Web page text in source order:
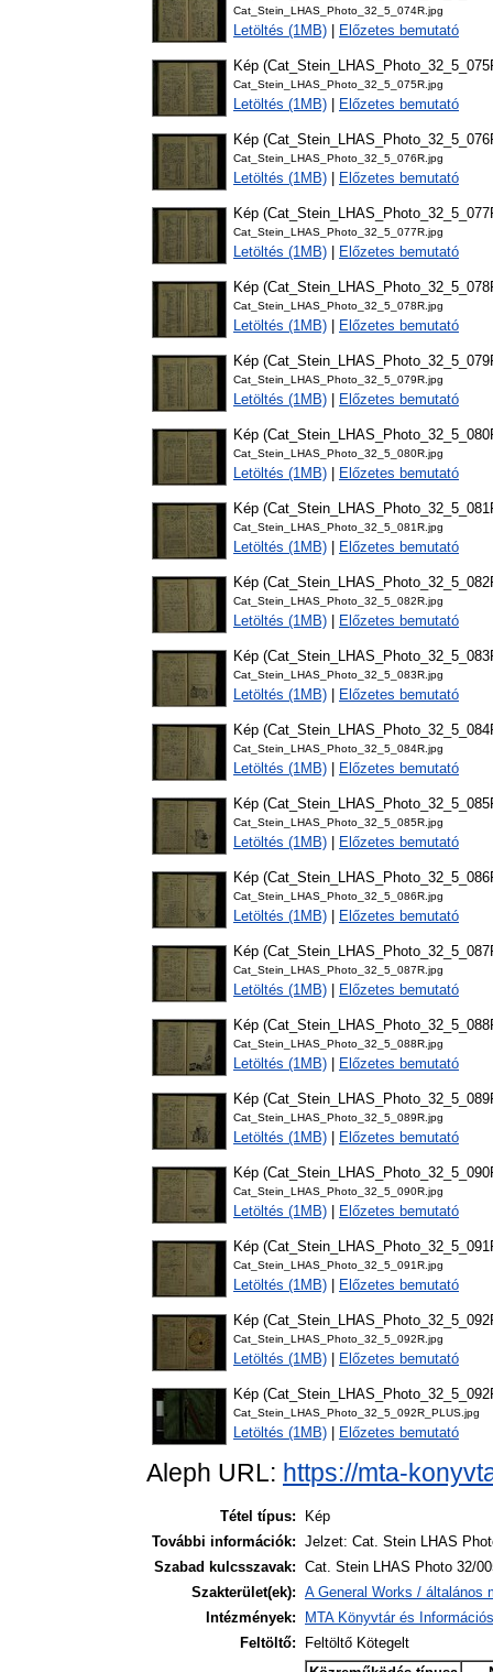
Cat_Stein_LHAS_Photo_32_5_074R.jpg
Letöltés (1MB) Előzetes bemutató
Kép
Cat_Stein_LHAS_Photo_32_5_075R.jpg
Letöltés (1MB) Előzetes bemutató
Kép
Cat_Stein_LHAS_Photo_32_5_076R.jpg
Letöltés (1MB) Előzetes bemutató
Kép
Cat_Stein_LHAS_Photo_32_5_077R.jpg
Letöltés (1MB) Előzetes bemutató
Kép
Cat_Stein_LHAS_Photo_32_5_078R.jpg
Letöltés (1MB) Előzetes bemutató
Kép
Cat_Stein_LHAS_Photo_32_5_079R.jpg
Letöltés (1MB) Előzetes bemutató
Kép
Cat_Stein_LHAS_Photo_32_5_080R.jpg
Letöltés (1MB) Előzetes bemutató
Kép
Cat_Stein_LHAS_Photo_32_5_081R.jpg
Letöltés (1MB) Előzetes bemutató
Kép
Cat_Stein_LHAS_Photo_32_5_082R.jpg
Letöltés (1MB) Előzetes bemutató
Kép
Cat_Stein_LHAS_Photo_32_5_083R.jpg
Letöltés (1MB) Előzetes bemutató
Kép
Cat_Stein_LHAS_Photo_32_5_084R.jpg
Letöltés (1MB) Előzetes bemutató
Kép
Cat_Stein_LHAS_Photo_32_5_085R.jpg
Letöltés (1MB) Előzetes bemutató
Kép
Cat_Stein_LHAS_Photo_32_5_086R.jpg
Letöltés (1MB) Előzetes bemutató
Kép
Cat_Stein_LHAS_Photo_32_5_087R.jpg
Letöltés (1MB) Előzetes bemutató
Kép
Cat_Stein_LHAS_Photo_32_5_088R.jpg
Letöltés (1MB) Előzetes bemutató
Kép
Cat_Stein_LHAS_Photo_32_5_089R.jpg
Letöltés (1MB) Előzetes bemutató
Kép
Cat_Stein_LHAS_Photo_32_5_090R.jpg
Letöltés (1MB) Előzetes bemutató
Kép
Cat_Stein_LHAS_Photo_32_5_091R.jpg
Letöltés (1MB) Előzetes bemutató
Kép
Cat_Stein_LHAS_Photo_32_5_092R.jpg
Letöltés (1MB) Előzetes bemutató
Kép
Cat_Stein_LHAS_Photo_32_5_092R_PLUS.jpg
Letöltés (1MB) Előzetes bemutató
Aleph URL: https://mta-
Tétel típus:
Kép
További információk: Jelzet: Cat. Stein LHAS
Szabad kulcsszavak: Cat. Stein LHAS Photo 32/
Szakterület(ek): A General Works / általános
Intézmények:
MTA Könyvtár és
Feltöltő:
Feltöltő Kötegelt